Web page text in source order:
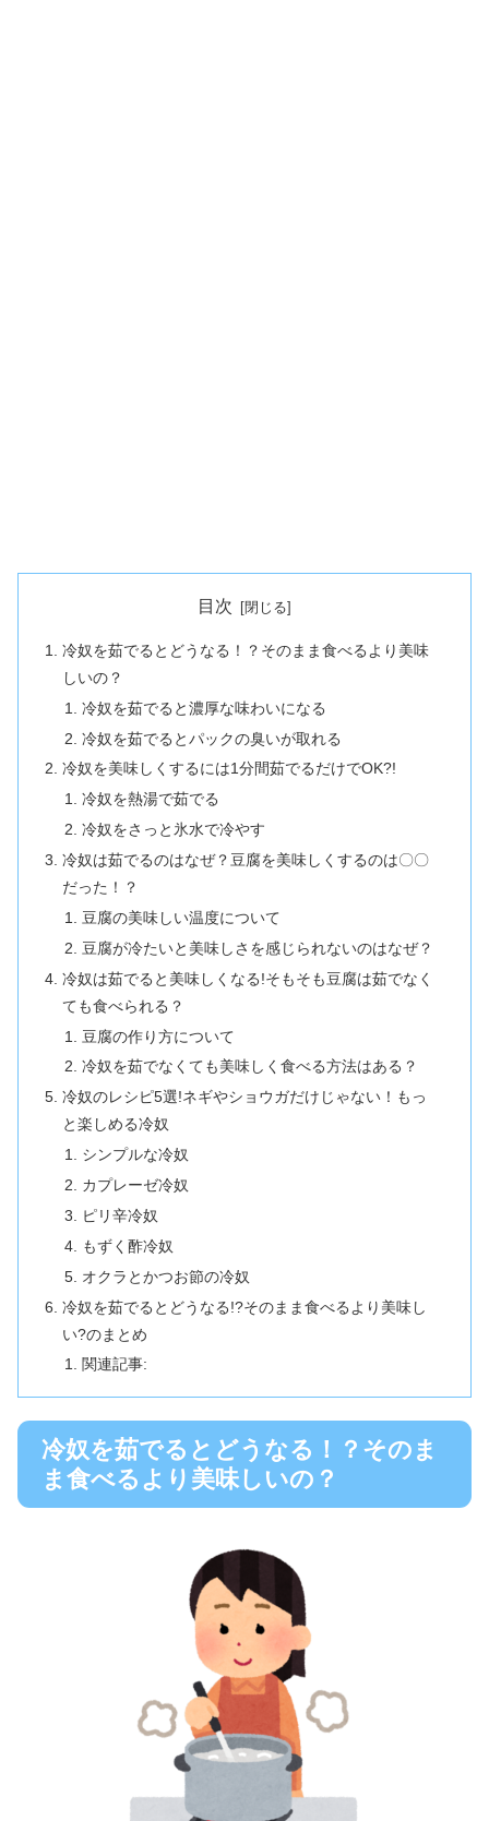
目次
冷奴を茹でるとどうなる！？そのまま食べるより美味
しいの？
冷奴を茹でると濃厚な味わいになる
冷奴を茹でるとパックの臭いが取れる
冷奴を美味しくするには1分間茹でるだけでOK?!
冷奴を熱湯で茹でる
冷奴をさっと氷水で冷やす
冷奴は茹でるのはなぜ？豆腐を美味しくするのは〇〇
だった！？
豆腐の美味しい温度について
豆腐が冷たいと美味しさを感じられないのはなぜ？
冷奴は茹でると美味しくなる!そもそも豆腐は茹でなく
ても食べられる？
豆腐の作り方について
冷奴を茹でなくても美味しく食べる方法はある？
冷奴のレシピ5選!ネギやショウガだけじゃない！もっ
と楽しめる冷奴
シンプルな冷奴
カプレーゼ冷奴
ピリ辛冷奴
もずく酢冷奴
オクラとかつお節の冷奴
冷奴を茹でるとどうなる!?そのまま食べるより美味し
い?のまとめ
関連記事:
冷奴を茹でるとどうなる！？そのま
ま食べるより美味しいの？